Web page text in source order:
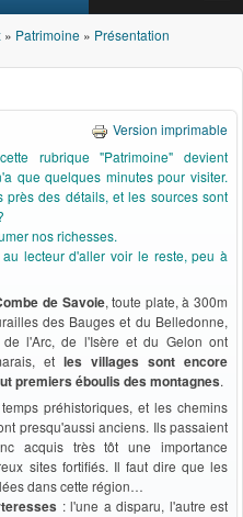
» Patrimoine » Présentation
Version imprimable
rubrique "Patrimoine" devient
que quelques minutes pour visiter.
des détails, et les sources sont
nos richesses.
lecteur d'aller voir le reste, peu à
de Savoie, toute plate, à 300m
des Bauges et du Belledonne,
l'Arc, de l'Isère et du Gelon ont
et les villages sont encore
premiers éboulis des montagnes.
préhistoriques, et les chemins
presqu'aussi anciens. Ils passaient
acquis très tôt une importance
sites fortifiés. Il faut dire que les
dans cette région…
: l'une a disparu, l'autre est